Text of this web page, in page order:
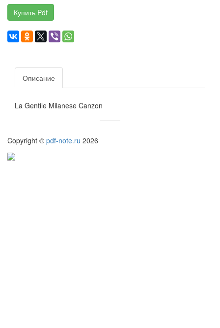
Купить Pdf
Описание
La Gentile Milanese Canzon
Copyright © pdf-note.ru 2026